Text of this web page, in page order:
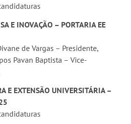
E INOVAÇÃO – PORTARIA EE
de Vargas – Presidente,
Pavan Baptista – Vice-
E EXTENSÃO UNIVERSITÁRIA –